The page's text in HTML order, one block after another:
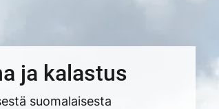
ja kalastus
suomalaisesta